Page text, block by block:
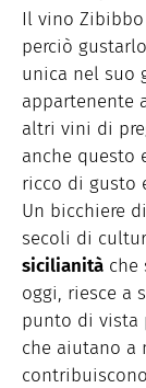
Il vino
perciò
unica nel suo
appartenente
altri vini di
anche questo
ricco di gusto
Un bicchiere
secoli di
sicilianità che
oggi, riesce a
punto di vista
che aiutano a